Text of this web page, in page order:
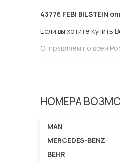
43776 FEBI BILSTEIN
Если вы хотите купить
Отправляем по всей
Мы продаем
НОМЕРА
MAN
MERCEDES-BENZ
BEHR